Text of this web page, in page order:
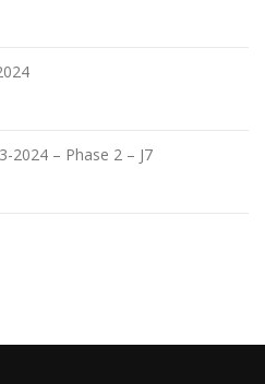
2024 – Phase 2 – J7